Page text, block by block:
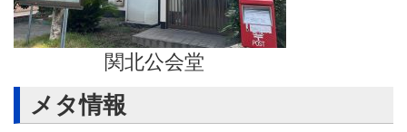
関北公会堂
メタ情報